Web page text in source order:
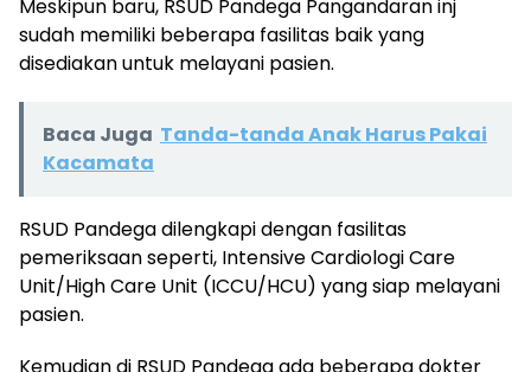
Meskipun baru, RSUD Pandega Pangandaran inj
sudah memiliki beberapa fasilitas baik yang
disediakan untuk melayani pasien.
Baca Juga Tanda-tanda Anak Harus Pakai
Kacamata
RSUD Pandega dilengkapi dengan fasilitas
pemeriksaan seperti, Intensive Cardiologi Care
Unit/High Care Unit (ICCU/HCU) yang siap melayani
pasien.
Kemudian di RSUD Pandega ada beberapa dokter